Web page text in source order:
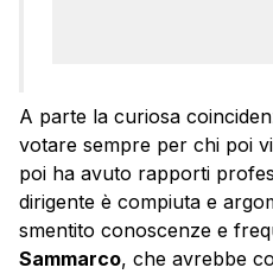
A parte la curiosa
votare sempre per chi poi
poi ha avuto rapporti
dirigente è compiuta e
smentito conoscenze e
Sammarco, che avrebbe